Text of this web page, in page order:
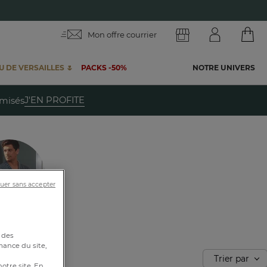
Mon offre courrier
DE VERSAILLES 🌷 PACKS -50% NOTRE UNIVERS
J'EN PROFITE
Trier par
du site,
sans accepter